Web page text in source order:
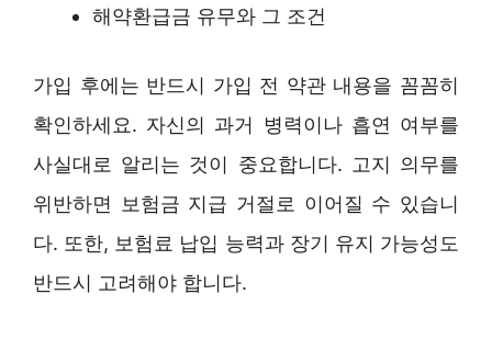
해약환급금 유무와 그 조건
가입 후에는 반드시 가입 전 약관 내용을 꼼꼼히
확인하세요. 자신의 과거 병력이나 흡연 여부를
사실대로 알리는 것이 중요합니다. 고지 의무를
위반하면 보험금 지급 거절로 이어질 수 있습니
다. 또한, 보험료 납입 능력과 장기 유지 가능성도
반드시 고려해야 합니다.